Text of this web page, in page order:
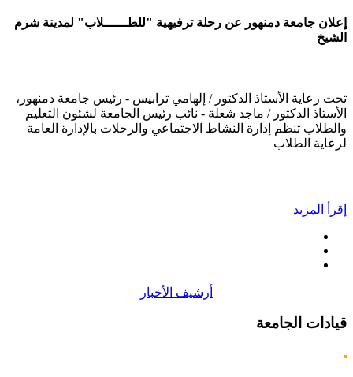
إعلان جامعة دمنهور عن رحلة ترفيهية "للطــــــلاب" لمدينة شرم
الشيخ
تحت رعاية الأستاذ الدكتور / إلهامي ترابيس - رئيس جامعة دمنهور،
الأستاذ الدكتور / ماجد شعلة - نائب رئيس الجامعة لشئون التعليم
والطلاب تنظم إدارة النشاط الاجتماعي والرحلات بالإدارة العامة
لرعاية الطلاب
إقرأ المزيد
أرشيف الأخبار
قيادات الجامعة